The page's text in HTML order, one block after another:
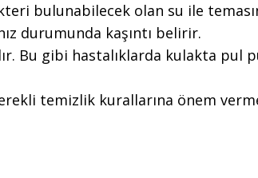
bulunabilecek olan su ile
durumunda kaşıntı belirir.
Bu gibi hastalıklarda kulakta pul
temizlik kurallarına önem